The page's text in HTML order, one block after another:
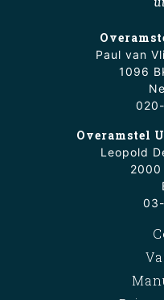
Paul van
1096
Overamstel
Leopold
2000